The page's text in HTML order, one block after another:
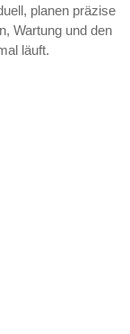
planen präzise
Wartung und den
läuft.